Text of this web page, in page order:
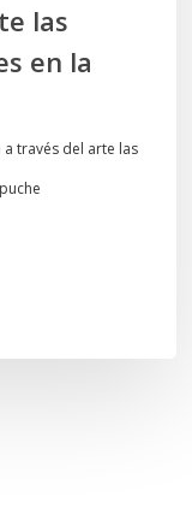
las
en la
través del arte las